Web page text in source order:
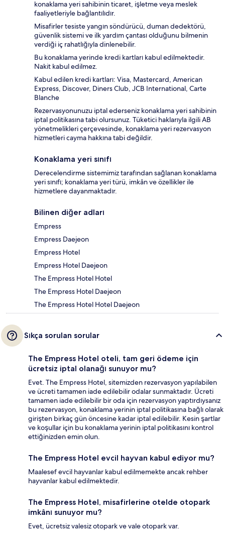
konaklama yeri sahibinin ticaret, işletme veya meslek
faaliyetleriyle bağlantılıdır.
Misafirler tesiste yangın söndürücü, duman dedektörü,
güvenlik sistemi ve ilk yardım çantası olduğunu bilmenin
verdiği iç rahatlığıyla dinlenebilir.
Bu konaklama yerinde kredi kartları kabul edilmektedir.
Nakit kabul edilmez.
Kabul edilen kredi kartları: Visa, Mastercard, American
Express, Discover, Diners Club, JCB International, Carte
Blanche
Rezervasyonunuzu iptal ederseniz konaklama yeri sahibinin
iptal politikasına tabi olursunuz. Tüketici haklarıyla ilgili AB
yönetmelikleri çerçevesinde, konaklama yeri rezervasyon
hizmetleri cayma hakkına tabi değildir.
Konaklama yeri sınıfı
Derecelendirme sistemimiz tarafından sağlanan konaklama
yeri sınıfı; konaklama yeri türü, imkân ve özellikler ile
hizmetlere dayanmaktadır.
Bilinen diğer adları
Empress
Empress Daejeon
Empress Hotel
Empress Hotel Daejeon
The Empress Hotel Hotel
The Empress Hotel Daejeon
The Empress Hotel Hotel Daejeon
Sıkça sorulan sorular
The Empress Hotel oteli, tam geri ödeme için
ücretsiz iptal olanağı sunuyor mu?
Evet. The Empress Hotel, sitemizden rezervasyon yapılabilen
ve ücreti tamamen iade edilebilir odalar sunmaktadır. Ücreti
tamamen iade edilebilir bir oda için rezervasyon yaptırdıysanız
bu rezervasyon, konaklama yerinin iptal politikasına bağlı olarak
girişten birkaç gün öncesine kadar iptal edilebilir. Kesin şartlar
ve koşullar için bu konaklama yerinin iptal politikasını kontrol
ettiğinizden emin olun.
The Empress Hotel evcil hayvan kabul ediyor mu?
Maalesef evcil hayvanlar kabul edilmemekte ancak rehber
hayvanlar kabul edilmektedir.
The Empress Hotel, misafirlerine otelde otopark
imkânı sunuyor mu?
Evet, ücretsiz valesiz otopark ve vale otopark var.